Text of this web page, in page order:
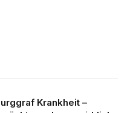
Krankheit –